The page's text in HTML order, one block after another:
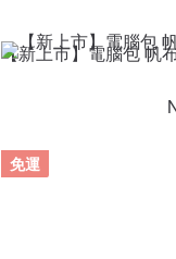
【新上市】電腦包 帆
免運